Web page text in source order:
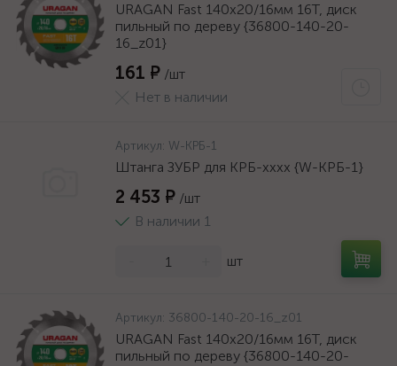
URAGAN Fast 140x20/16мм 16Т, диск
пильный по дереву {36800-140-20-
16_z01}
161 ₽ /шт
Нет в наличии
Артикул: W-КРБ-1
Штанга ЗУБР для КРБ-хххх {W-КРБ-1}
2 453 ₽ /шт
В наличии 1
шт
Артикул: 36800-140-20-16_z01
URAGAN Fast 140x20/16мм 16Т, диск
пильный по дереву {36800-140-20-